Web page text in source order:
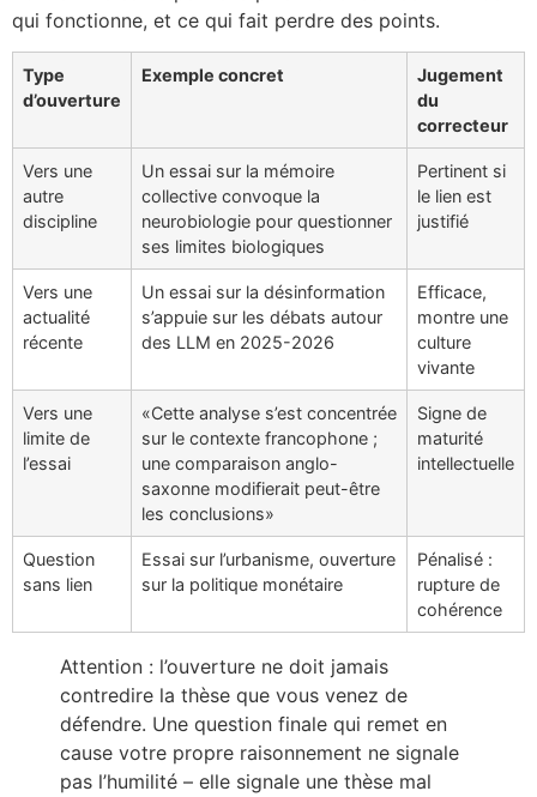
qui fonctionne, et ce qui fait perdre des points.
Type
d’ouverture
Exemple concret
Jugement
du
correcteur
Vers une
autre
discipline
Un essai sur la mémoire
collective convoque la
neurobiologie pour questionner
ses limites biologiques
Pertinent si
le lien est
justifié
Vers une
actualité
récente
Un essai sur la désinformation
s’appuie sur les débats autour
des LLM en 2025-2026
Efficace,
montre une
culture
vivante
Vers une
limite de
l’essai
«Cette analyse s’est concentrée
sur le contexte francophone ;
une comparaison anglo-
saxonne modifierait peut-être
les conclusions»
Signe de
maturité
intellectuelle
Question
sans lien
Essai sur l’urbanisme, ouverture
sur la politique monétaire
Pénalisé :
rupture de
cohérence
Attention : l’ouverture ne doit jamais
contredire la thèse que vous venez de
défendre. Une question finale qui remet en
cause votre propre raisonnement ne signale
pas l’humilité – elle signale une thèse mal